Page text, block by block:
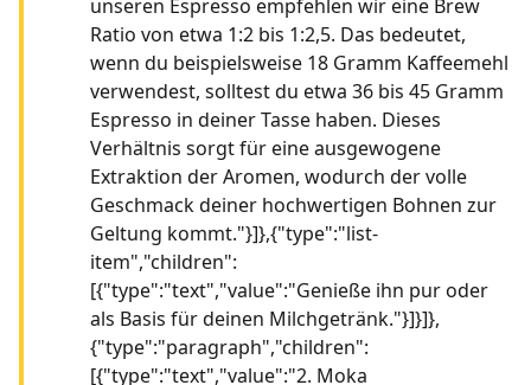
unseren Espresso empfehlen wir eine Brew
Ratio von etwa 1:2 bis 1:2,5. Das bedeutet,
wenn du beispielsweise 18 Gramm Kaffeemehl
verwendest, solltest du etwa 36 bis 45 Gramm
Espresso in deiner Tasse haben. Dieses
Verhältnis sorgt für eine ausgewogene
Extraktion der Aromen, wodurch der volle
Geschmack deiner hochwertigen Bohnen zur
Geltung kommt."}]},{"type":"list-
item","children":
[{"type":"text","value":"Genieße ihn pur oder
als Basis für deinen Milchgetränk."}]}]},
{"type":"paragraph","children":
[{"type":"text","value":"2. Moka